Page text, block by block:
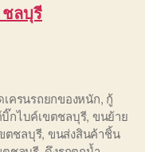
ลบุรี
เครนรถยกของหนัก, กู้
กไบค์เขตชลบุรี, ขนย้าย
ตชลบุรี, ขนส่งสินค้าชิ้น